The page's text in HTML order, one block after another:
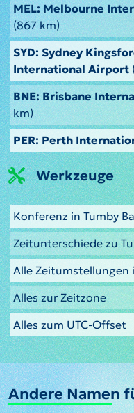
MEL: Melbourne
(867 km)
SYD: Sydney
International Airport
BNE: Brisbane
km)
PER: Perth
Werkzeuge
Konferenz in Tumby
Zeitunterschiede zu
Alle Zeitumstellungen
Alles zur Zeitzone
Alles zum UTC-Offset
Andere Namen